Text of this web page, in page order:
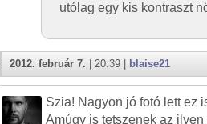
utólag egy kis kontraszt
2012. február 7. | 20:39 | blaise21
Szia! Nagyon jó fotó lett ez
Amúgy is tetszenek az